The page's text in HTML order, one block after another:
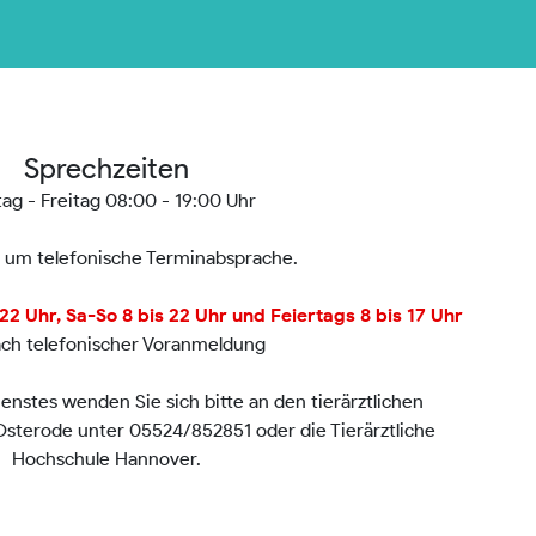
Sprechzeiten
- Freitag 08:00 - 19:00 Uhr
telefonische Terminabsprache.
Uhr, Sa-So 8 bis 22 Uhr und Feiertags 8 bis 17 Uhr
telefonischer Voranmeldung
wenden Sie sich bitte an den tierärztlichen
unter 05524/852851 oder die Tierärztliche
Hochschule Hannover.